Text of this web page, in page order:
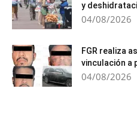
y
04/08/2026
FGR realiza
vinculación a
04/08/2026